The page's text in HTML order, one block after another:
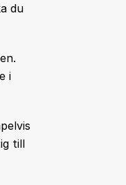
du
i
till